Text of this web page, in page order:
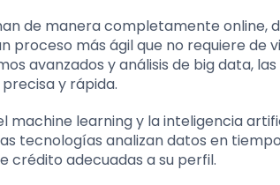
de manera completamente online,
proceso más ágil que no requiere de
avanzados y análisis de big data,
y rápida.
learning y la inteligencia
tecnologías analizan datos en
crédito adecuadas a su perfil.